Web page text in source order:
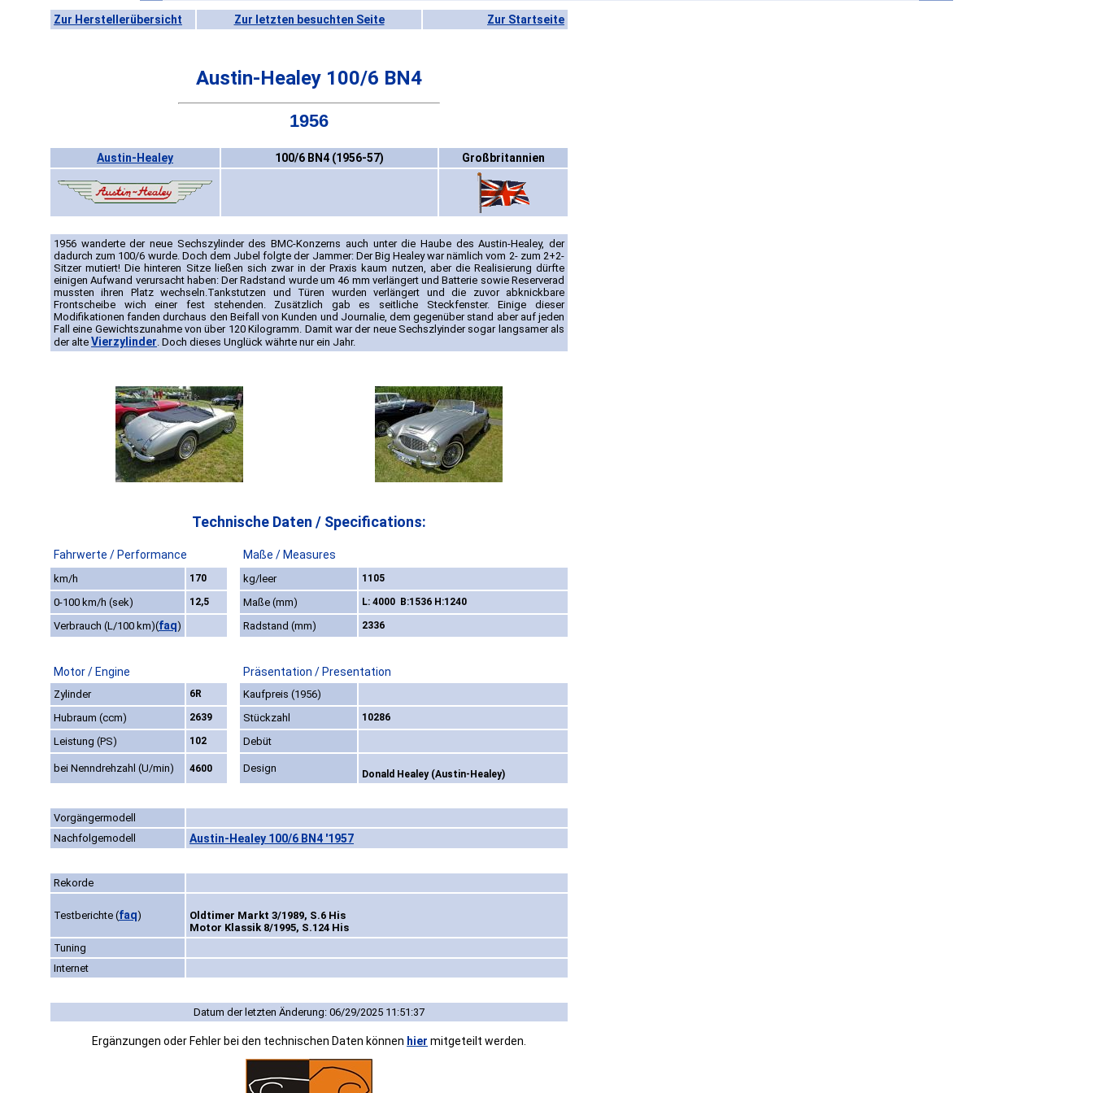
Zur Herstellerübersicht Zur letzten besuchten Seite Zur Startseite
Austin-Healey 100/6 BN4
1956
Austin-Healey 100/6 BN4 (1956-57) Großbritannien
1956 wanderte der neue Sechszylinder des BMC-Konzerns auch unter die Haube des Austin-Healey, der
dadurch zum 100/6 wurde. Doch dem Jubel folgte der Jammer: Der Big Healey war nämlich vom 2- zum 2+2-
Sitzer mutiert! Die hinteren Sitze ließen sich zwar in der Praxis kaum nutzen, aber die Realisierung dürfte
einigen Aufwand verursacht haben: Der Radstand wurde um 46 mm verlängert und Batterie sowie Reserverad
mussten ihren Platz wechseln.Tankstutzen und Türen wurden verlängert und die zuvor abknickbare
Frontscheibe wich einer fest stehenden. Zusätzlich gab es seitliche Steckfenster. Einige dieser
Modifikationen fanden durchaus den Beifall von Kunden und Journalie, dem gegenüber stand aber auf jeden
Fall eine Gewichtszunahme von über 120 Kilogramm. Damit war der neue Sechszlyinder sogar langsamer als
der alte Vierzylinder. Doch dieses Unglück währte nur ein Jahr.
Technische Daten / Specifications:
Fahrwerte / Performance Maße / Measures
km/h 170 kg/leer 1105
0-100 km/h (sek) 12,5 Maße (mm) L: 4000 B:1536 H:1240
Verbrauch (L/100 km)(faq) Radstand (mm) 2336
Motor / Engine Präsentation / Presentation
Zylinder 6R
Kaufpreis (1956)
Hubraum (ccm)
2639 Stückzahl 10286
Leistung (PS) 102 Debüt
bei Nenndrehzahl (U/min) 4600 Design Donald Healey (Austin-Healey)
Vorgängermodell
Nachfolgemodell
Austin-Healey 100/6 BN4 '1957
Rekorde
Testberichte (faq)
Oldtimer Markt 3/1989, S.6 His
Motor Klassik 8/1995, S.124 His
Tuning
Internet
Datum der letzten Änderung: 06/29/2025 11:51:37
Ergänzungen oder Fehler bei den technischen Daten können hier mitgeteilt werden.